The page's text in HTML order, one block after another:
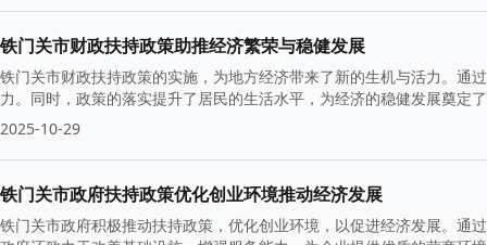
铁门关市财政扶持政策助推经济繁荣与稳健发展
铁门关市财政扶持政策的实施，为地方经济带来了新的生机与活力。通
力。同时，政策的落实提升了居民的生活水平，为经济的稳健发展奠定
2025-10-29
铁门关市政府扶持政策优化创业环境推动经济发展
铁门关市政府积极推动扶持政策，优化创业环境，以促进经济发展。通